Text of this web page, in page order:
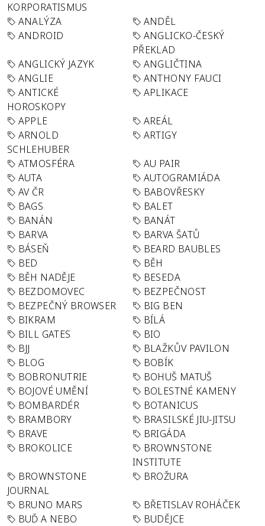
KORPORATISMUS
ANALÝZA
ANDĚL
ANDROID
ANGLICKO-ČESKÝ
PŘEKLAD
ANGLICKÝ JAZYK
ANGLIČTINA
ANGLIE
ANTHONY FAUCI
ANTICKÉ
HOROSKOPY
APLIKACE
APPLE
AREÁL
ARNOLD
SCHLEHUBER
ARTIGY
ATMOSFÉRA
AU PAIR
AUTA
AUTOGRAMIÁDA
AV ČR
BABOVŘESKY
BAGS
BALET
BANÁN
BANÁT
BARVA
BARVA ŠATŮ
BÁSEŇ
BEARD BAUBLES
BED
BĚH
BĚH NADĚJE
BESEDA
BEZDOMOVEC
BEZPEČNOST
BEZPEČNÝ BROWSER
BIG BEN
BIKRAM
BÍLÁ
BILL GATES
BIO
BJJ
BLAŽKŮV PAVILON
BLOG
BOBÍK
BOBRONUTRIE
BOHUŠ MATUŠ
BOJOVÉ UMĚNÍ
BOLESTNÉ KAMENY
BOMBARDÉR
BOTANICUS
BRAMBORY
BRASILSKÉ JIU-JITSU
BRAVE
BRIGÁDA
BROKOLICE
BROWNSTONE
INSTITUTE
BROWNSTONE
JOURNAL
BROŽURA
BRUNO MARS
BŘETISLAV ROHÁČEK
BUĎ A NEBO
BUDĚJCE